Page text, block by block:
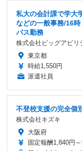
私大の会計課で学大
などの一般事務/16
パス勤務
株式会社ビッグアビリ
東京都
時給1,550円
派遣社員
不登校支援の完全個
株式会社キズキ
大阪府
固定報酬1,840円